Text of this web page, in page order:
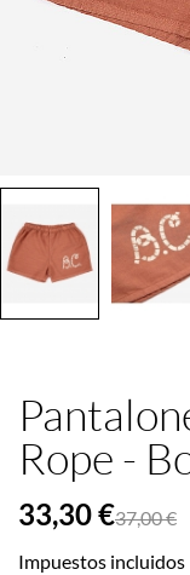
Rope -
33,30 €37,00 €
Impuestos incluidos